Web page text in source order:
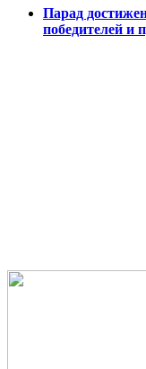
Парад
победителей